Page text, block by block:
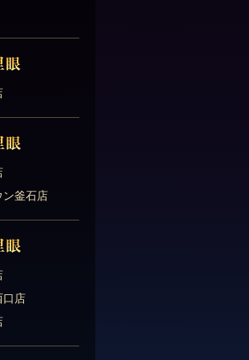
ン釜石店
口店